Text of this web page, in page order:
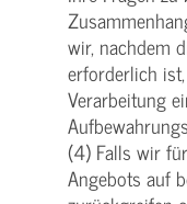
wir, nachdem
erforderlich
Verarbeitung
(4) Falls wir
Angebots auf